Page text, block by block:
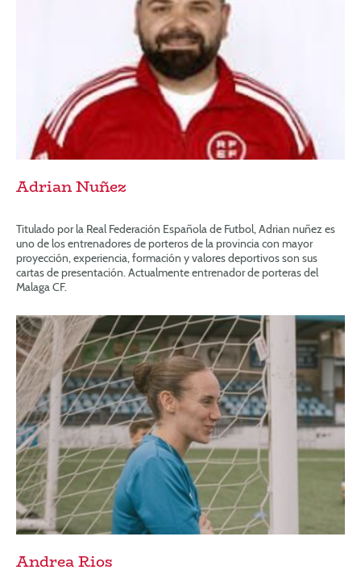
Adrian Nuñez
Titulado por la Real Federación Española de Futbol, Adrian nuñez es
uno de los entrenadores de porteros de la provincia con mayor
proyección, experiencia, formación y valores deportivos son sus
cartas de presentación. Actualmente entrenador de porteras del
Malaga CF.
Andrea Rios